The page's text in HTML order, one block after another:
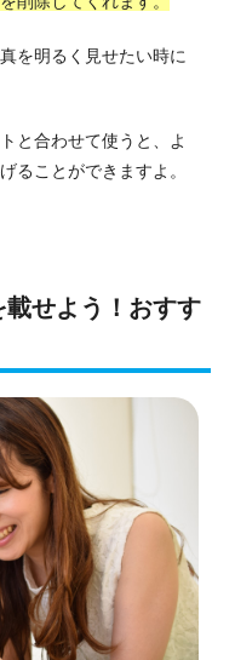
を明るく見せたい時に
と合わせて使うと、よ
ることができますよ。
せよう！おすす